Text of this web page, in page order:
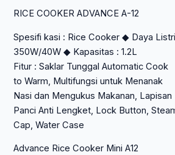
A-
RICE COOKER ADVANCE A-12
Spesifi kasi : Rice Cooker ◆ Daya
350W/40W ◆ Kapasitas : 1.2L
Fitur : Saklar Tunggal Automatic Cook
to Warm, Multifungsi untuk Menanak
Nasi dan Mengukus Makanan, Lapisan
Panci Anti Lengket, Lock Button,
Cap, Water Case
Advance Rice Cooker Mini A12